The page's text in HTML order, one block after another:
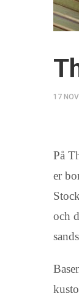
17
På
er
och